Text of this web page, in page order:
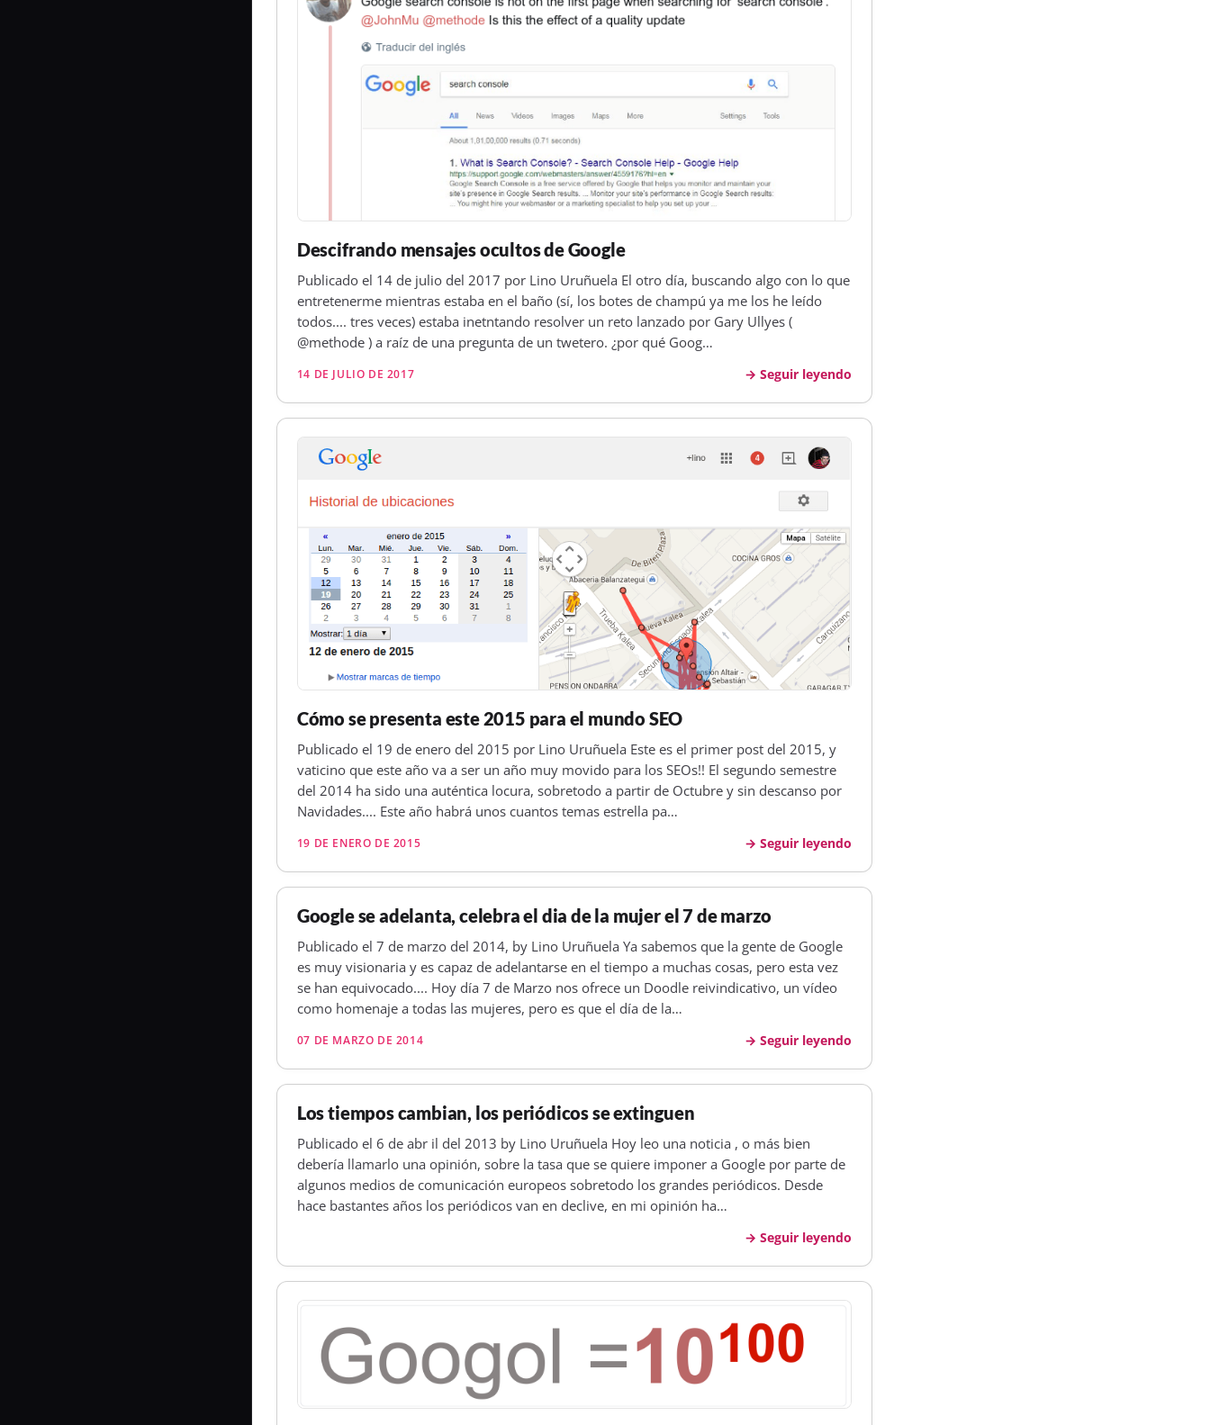
Descifrando mensajes ocultos de Google
Publicado el 14 de julio del 2017 por Lino Uruñuela El otro día, buscando algo con lo que
entretenerme mientras estaba en el baño (sí, los botes de champú ya me los he leído
todos.... tres veces) estaba inetntando resolver un reto lanzado por Gary Ullyes (
@methode ) a raíz de una pregunta de un twetero. ¿por qué Goog…
14 DE JULIO DE 2017 Seguir leyendo
Cómo se presenta este 2015 para el mundo SEO
Publicado el 19 de enero del 2015 por Lino Uruñuela Este es el primer post del 2015, y
vaticino que este año va a ser un año muy movido para los SEOs!! El segundo semestre
del 2014 ha sido una auténtica locura, sobretodo a partir de Octubre y sin descanso por
Navidades.... Este año habrá unos cuantos temas estrella pa…
19 DE ENERO DE 2015 Seguir leyendo
Google se adelanta, celebra el dia de la mujer el 7 de marzo
Publicado el 7 de marzo del 2014, by Lino Uruñuela Ya sabemos que la gente de Google
es muy visionaria y es capaz de adelantarse en el tiempo a muchas cosas, pero esta vez
se han equivocado.... Hoy día 7 de Marzo nos ofrece un Doodle reivindicativo, un vídeo
como homenaje a todas las mujeres, pero es que el día de la…
07 DE MARZO DE 2014 Seguir leyendo
Los tiempos cambian, los periódicos se extinguen
Publicado el 6 de abr il del 2013 by Lino Uruñuela Hoy leo una noticia , o más bien
debería llamarlo una opinión, sobre la tasa que se quiere imponer a Google por parte de
algunos medios de comunicación europeos sobretodo los grandes periódicos. Desde
hace bastantes años los periódicos van en declive, en mi opinión ha…
Seguir leyendo